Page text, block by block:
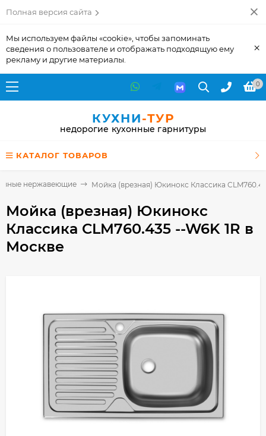
Полная версия сайта
Мы используем файлы «cookie», чтобы запоминать
сведения о пользователе и отображать подходящую ему
рекламу и другие материалы.
×
0
КУХНИ-ТУР
недорогие кухонные гарнитуры
КАТАЛОГ ТОВАРОВ
нержавеющие Мойка (врезная) Юкинокс Классика
Мойка (врезная) Юкинокс
Классика CLM760.435 --W6K 1R в
Москве